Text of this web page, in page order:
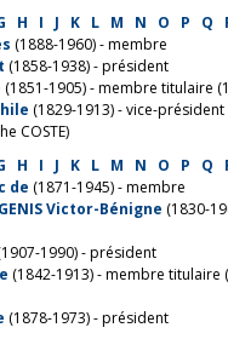
H I J K L M N O P Q
(1888-1960) - membre
(1858-1938) - président
(1851-1905) - membre titulaire
(1829-1913) - vice-président
COSTE)
H I J K L M N O P Q
de (1871-1945) - membre
GENIS Victor-Bénigne (1830-
1990) - président
(1842-1913) - membre titulaire
(1878-1973) - président